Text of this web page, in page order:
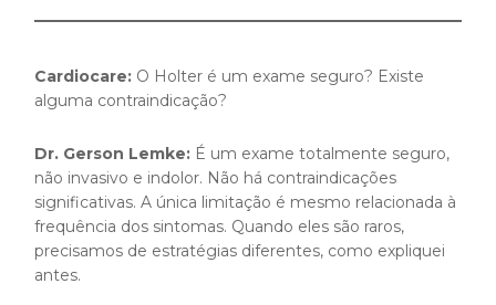
Cardiocare: O Holter é um exame seguro? Existe
alguma contraindicação?
Dr. Gerson Lemke: É um exame totalmente seguro,
não invasivo e indolor. Não há contraindicações
significativas. A única limitação é mesmo relacionada à
frequência dos sintomas. Quando eles são raros,
precisamos de estratégias diferentes, como expliquei
antes.